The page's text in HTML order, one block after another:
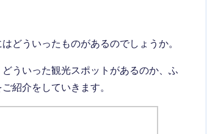
どういったものがあるのでしょうか。
ういった観光スポットがあるのか、ふ
紹介をしていきます。